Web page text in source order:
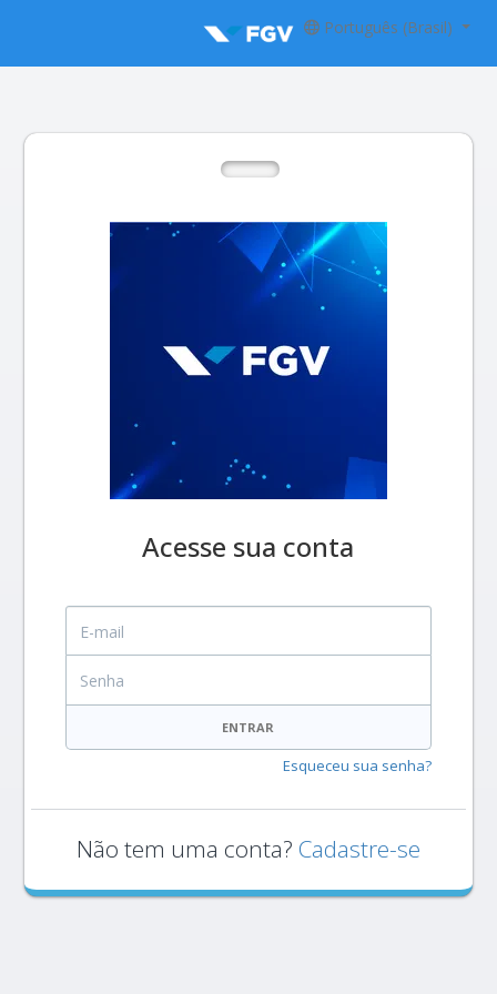
Português (Brasil)
Acesse sua conta
E-mail
ENTRAR
Esqueceu sua senha?
Não tem uma conta? Cadastre-se